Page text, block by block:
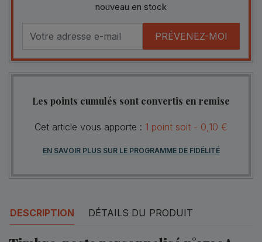
nouveau en stock
PRÉVENEZ-MOI
Les points cumulés sont convertis en remise
Cet article vous apporte : 1 point soit - 0,10 €
EN SAVOIR PLUS SUR LE PROGRAMME DE FIDÉLITÉ
DESCRIPTION DÉTAILS DU PRODUIT